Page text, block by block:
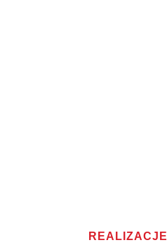
REALIZACJE